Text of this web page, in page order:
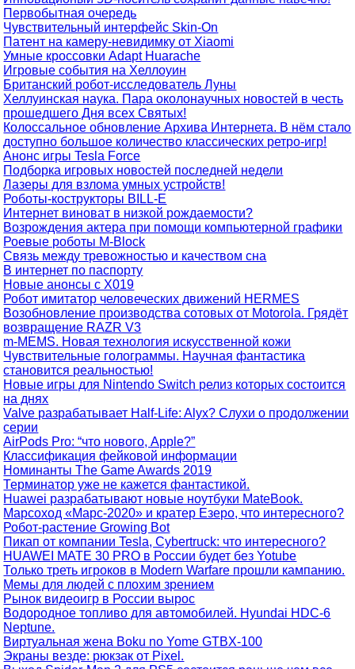
Первобытная очередь
Чувствительный интерфейс Skin-On
Патент на камеру-невидимку от Xiaomi
Умные кроссовки Adapt Huarache
Игровые события на Хеллоуин
Британский робот-исследователь Луны
Хеллуинская наука. Пара околонаучных новостей в честь
прошедшего Дня всех Святых!
Колоссальное обновление Архива Интернета. В нём стало
доступно большое количество классических ретро-игр!
Анонс игры Tesla Force
Подборка игровых новостей последней недели
Лазеры для взлома умных устройств!
Роботы-кострукторы BILL-E
Интернет виноват в низкой рождаемости?
Возрождения актера при помощи компьютерной графики
Роевые роботы M-Block
Связь между тревожностью и качеством сна
В интернет по паспорту
Новые анонсы с X019
Робот имитатор человеческих движений HERMES
Возобновление производства сотовых от Motorola. Грядёт
возвращение RAZR V3
m-MEMS. Новая технология искусственной кожи
Чувствительные голограммы. Научная фантастика
становится реальностью!
Новые игры для Nintendo Switch релиз которых состоится
на днях
Valve разрабатывает Half-Life: Alyx? Слухи о продолжении
серии
AirPods Pro: “что нового, Apple?”
Классификация фейковой информации
Номинанты The Game Awards 2019
Терминатор уже не кажется фантастикой.
Huawei разрабатывают новые ноутбуки MateBook.
Марсоход «Марс-2020» и кратер Езеро, что интересного?
Робот-растение Growing Bot
Пикап от компании Tesla, Cybertruck: что интересного?
HUAWEI MATE 30 PRO в России будет без Yotube
Только треть игроков в Modern Warfare прошли кампанию.
Мемы для людей с плохим зрением
Рынок видеоигр в России вырос
Водородное топливо для автомобилей. Hyundai HDC-6
Neptune.
Виртуальная жена Boku no Yome GTBX-100
Экраны везде: рюкзак от Pixel.